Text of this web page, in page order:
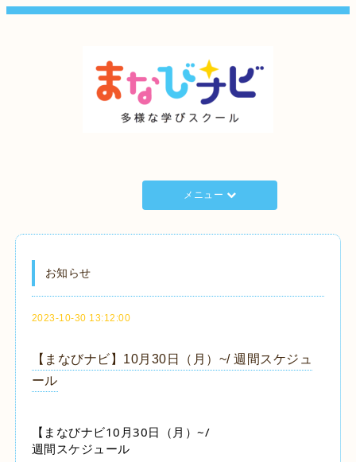
メニュー
お知らせ
2023-10-30 13:12:00
【まなびナビ】10月30日（月）~/ 週間スケジュ
ール
【まなびナビ10月30日（月）~/
週間スケジュール